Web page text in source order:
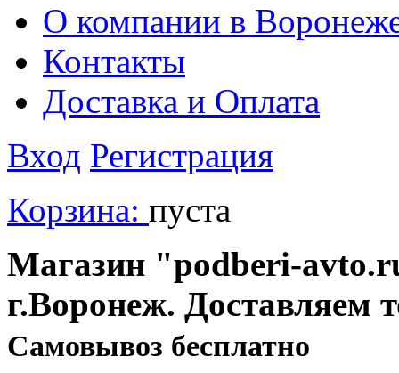
О компании в
Контакты
Доставка и Оплата
Вход Регистрация
Корзина: пуста
Магазин "podberi-
г.Воронеж. Доставляем
Cамовывоз бесплатно